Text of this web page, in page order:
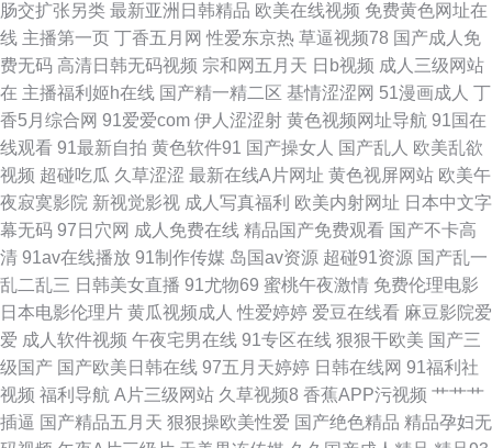
品国产色色 91在线入口免费 九一在线观看 深夜福利91 91人人操人人爽 福
利视频导航极品 欧美色肏 香蕉视频在线网站 超碰人人在线观看 美女巨乳被
后入 伪娘自慰 91作爱 国产天天干天天色 欧美色中色5 亚洲另类小说欧美 A
新av岛国网址 超碰人摸 久久精品看国产 色色一本道 91青娱夫妻 国产av夜夜
日本黄色短视频
肠交扩张另类 最新亚洲日韩精品 欧美在线视频 免费黄色网址在
线 主播第一页 丁香五月网 性爱东京热 草逼视频78 国产成人免
费无码 高清日韩无码视频 宗和网五月天 日b视频 成人三级网站
在 主播福利姬h在线 国产精一精二区 基情涩涩网 51漫画成人 丁
香5月综合网 91爱爱com 伊人涩涩射 黄色视频网址导航 91国在
线观看 91最新自拍 黄色软件91 国产操女人 国产乱人 欧美乱欲
视频 超碰吃瓜 久草涩涩 最新在线A片网址 黄色视屏网站 欧美午
夜寂寞影院 新视觉影视 成人写真福利 欧美内射网址 日本中文字
幕无码 97日穴网 成人免费在线 精品国产免费观看 国产不卡高
清 91av在线播放 91制作传媒 岛国av资源 超碰91资源 国产乱一
乱二乱三 日韩美女直播 91尤物69 蜜桃午夜激情 免费伦理电影
日本电影伦理片 黄瓜视频成人 性爱婷婷 爱豆在线看 麻豆影院爱
爱 成人软件视频 午夜宅男在线 91专区在线 狠狠干欧美 国产三
级国产 国产欧美日韩在线 97五月天婷婷 日韩在线网 91福利社
视频 福利导航 A片三级网站 久草视频8 香蕉APP污视频 艹艹艹
插逼 国产精品五月天 狠狠操欧美性爱 国产绝色精品 精品孕妇无